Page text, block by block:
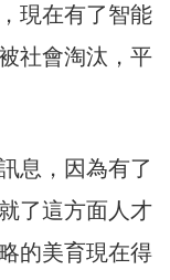
現在有了智能
社會淘汰，平
息，因為有了
了這方面人才
的美育現在得